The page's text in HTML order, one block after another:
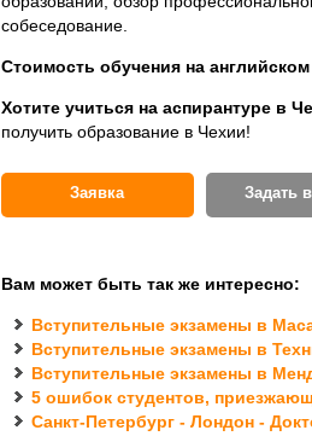
собеседование.
Стоимость обучения на
Хотите учиться на аспирантуре в
получить образование в Чехии!
Заявка Задать
Вам может быть так же интересно:
Вступительные экзамены в
Вступительные экзамены в
Вступительные экзамены в
5 ошибок студентов,
Санкт-Петербург - Лондон -